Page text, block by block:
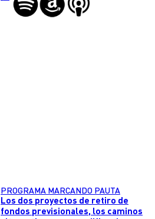
PROGRAMA MARCANDO PAUTA
Los dos proyectos de retiro de
fondos previsionales, los caminos